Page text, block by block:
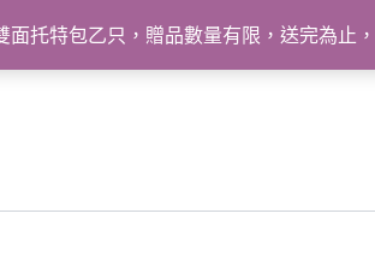
托特包乙只，贈品數量有限，送完為止